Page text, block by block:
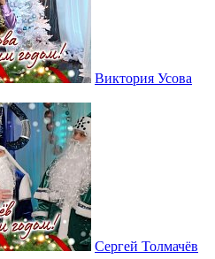
Виктория Усова
Сергей Толмачёв